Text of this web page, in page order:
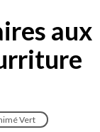
aux
Vert